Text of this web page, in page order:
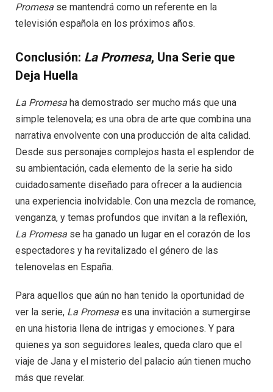
Promesa se mantendrá como un referente en la
televisión española en los próximos años.
Conclusión: La Promesa, Una Serie que
Deja Huella
La Promesa ha demostrado ser mucho más que una
simple telenovela; es una obra de arte que combina una
narrativa envolvente con una producción de alta calidad.
Desde sus personajes complejos hasta el esplendor de
su ambientación, cada elemento de la serie ha sido
cuidadosamente diseñado para ofrecer a la audiencia
una experiencia inolvidable. Con una mezcla de romance,
venganza, y temas profundos que invitan a la reflexión,
La Promesa se ha ganado un lugar en el corazón de los
espectadores y ha revitalizado el género de las
telenovelas en España.
Para aquellos que aún no han tenido la oportunidad de
ver la serie, La Promesa es una invitación a sumergirse
en una historia llena de intrigas y emociones. Y para
quienes ya son seguidores leales, queda claro que el
viaje de Jana y el misterio del palacio aún tienen mucho
más que revelar.